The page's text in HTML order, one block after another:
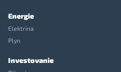
Energie
Elektrina
Plyn
Investovanie